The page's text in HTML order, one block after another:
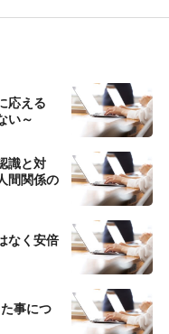
応える
い～
識と対
間関係の
なく安倍
事につ